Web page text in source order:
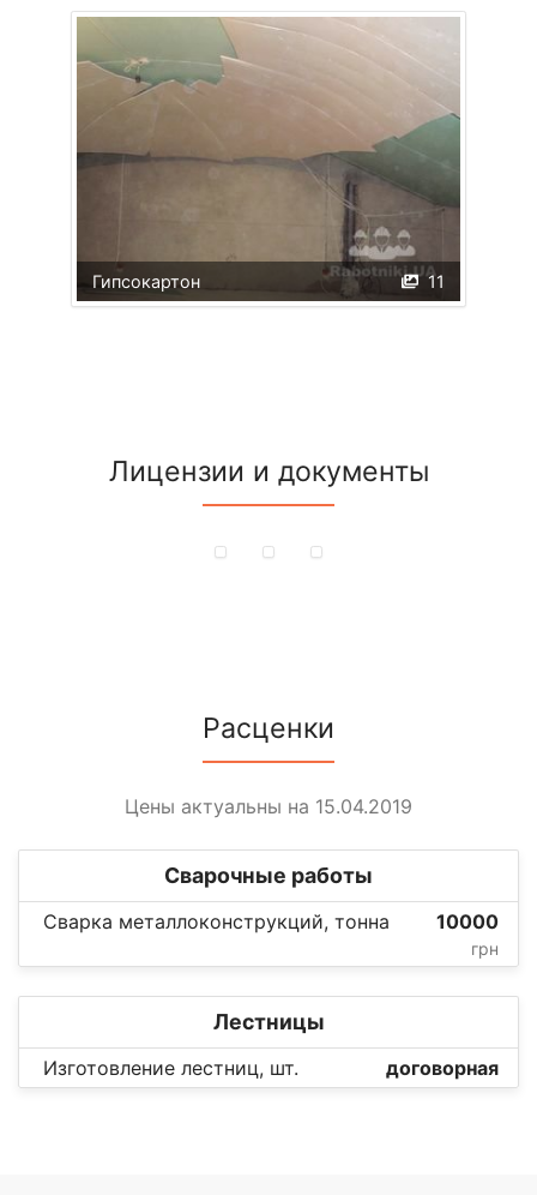
11
Гипсокартон
Лицензии и документы
Расценки
Цены актуальны на 15.04.2019
Сварочные работы
Сварка металлоконструкций, тонна 10000
грн
Лестницы
Изготовление лестниц, шт. договорная